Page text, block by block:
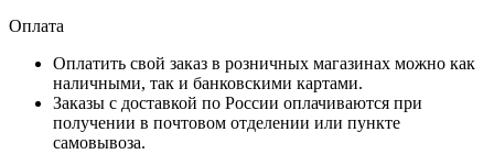
Оплата
Оплатить свой заказ в розничных магазинах можно как
наличными, так и банковскими картами.
Заказы с доставкой по России оплачиваются при
получении в почтовом отделении или пункте
самовывоза.